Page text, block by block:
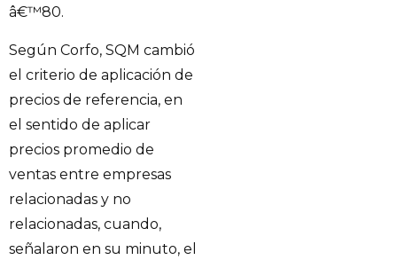
â€™80.
Según Corfo, SQM cambió
el criterio de aplicación de
precios de referencia, en
el sentido de aplicar
precios promedio de
ventas entre empresas
relacionadas y no
relacionadas, cuando,
señalaron en su minuto, el